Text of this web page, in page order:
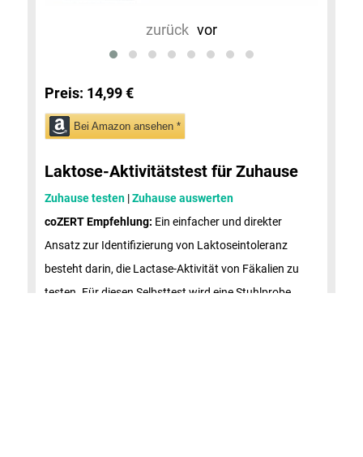
zurück vor
Preis: 14,99 €
Bei Amazon ansehen *
Laktose-Aktivitätstest für Zuhause
Zuhause testen |Zuhause auswerten
coZERT Empfehlung: Ein einfacher und direkter
Ansatz zur Identifizierung von Laktoseintoleranz
besteht darin, die Lactase-Aktivität von Fäkalien zu
testen. Für diesen Selbsttest wird eine Stuhlprobe